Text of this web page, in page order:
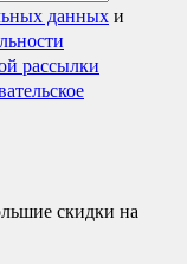
данныхи
рассылки
скидки на